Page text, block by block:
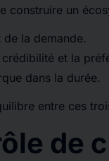
construire un
la demande.
et la
dans la durée.
entre ces
de